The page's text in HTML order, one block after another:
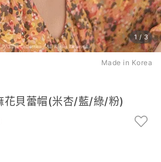
1 /3
Made in Korea
花貝蕾帽(米杏/藍/綠/粉)